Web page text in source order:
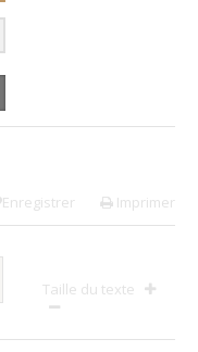
Enregistrer Imprimer
Taille du texte